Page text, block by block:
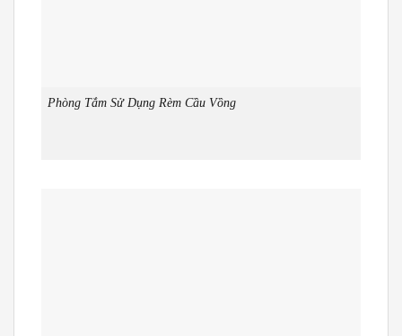
Phòng Tắm Sử Dụng Rèm Cầu Vồng